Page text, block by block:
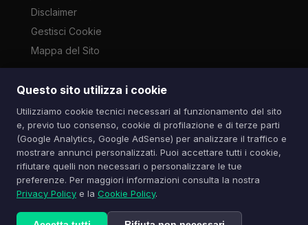
Questo sito utilizza i cookie
Utilizziamo cookie tecnici necessari al funzionamento del sito
e, previo tuo consenso, cookie di profilazione e di terze parti
(Google Analytics, Google AdSense) per analizzare il traffico e
mostrare annunci personalizzati. Puoi accettare tutti i cookie,
rifiutare quelli non necessari o personalizzare le tue
preferenze. Per maggiori informazioni consulta la nostra
Privacy Policy e la Cookie Policy.
Disclaimer
Gestisci Cookie
Mappa del Sito
Le immagini presenti su questo sito sono di proprietà dei
cronaca ai sensi dell'art. 70 L. 633/1941. Contatti:
info@spazioitech.it
© 2026 Spazio iTech — Seven Trade SRLS — P.IVA:
04077740985